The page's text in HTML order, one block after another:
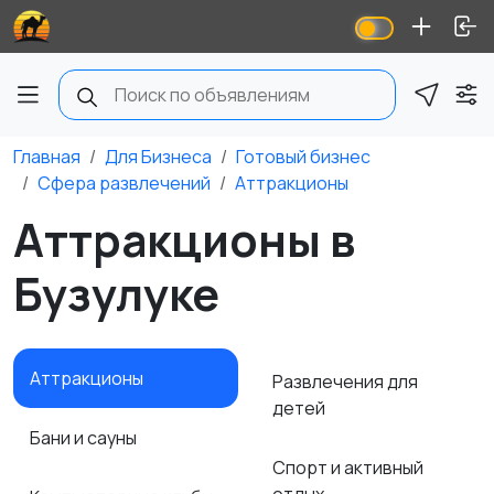
Главная Для Бизнеса
Готовый бизнес
Сфера развлечений
Аттракционы
Аттракционы в
Бузулуке
Аттракционы
Бани и сауны
Развлечения для
детей
Спорт и активный